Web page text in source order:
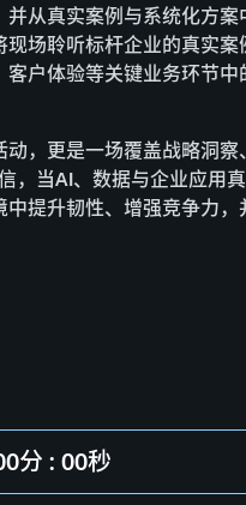
从真实案例与系统化方案
现场聆听标杆企业的真实案
客户体验等关键业务环节中
动，更是一场覆盖战略洞察
，当AI、数据与企业应用
中提升韧性、增强竞争力，
分 : 00秒